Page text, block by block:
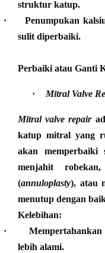
struktur katup.
·
Penumpukan
sulit diperbaiki.
Perbaiki atau Ganti
· Mitral Valve
Mitral valve repair
katup mitral yang
akan memperbaiki
menjahit
(annuloplasty), atau
menutup dengan
Kelebihan:
·
lebih alami.